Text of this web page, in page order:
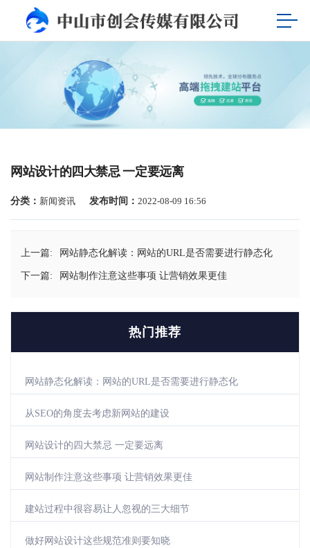
网站设计的四大禁忌 一定要远离
分类： 新闻资讯 发布时间： 2022-08-09 16:56
上一篇: 网站静态化解读：网站的URL是否需要进行静态化
下一篇: 网站制作注意这些事项 让营销效果更佳
热门推荐
网站静态化解读：网站的URL是否需要进行静态化
从SEO的角度去考虑新网站的建设
网站设计的四大禁忌 一定要远离
网站制作注意这些事项 让营销效果更佳
建站过程中很容易让人忽视的三大细节
做好网站设计这些规范准则要知晓